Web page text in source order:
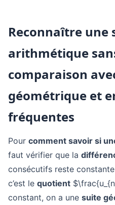
Reconnaître une
arithmétique
comparaison
géométrique et
fréquentes
Pour comment savoir si
faut vérifier que la
consécutifs reste
c’est le quotient
constant, on a une suite